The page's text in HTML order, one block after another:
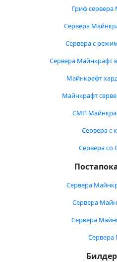
Гриф
Сервера
Сервера с
Сервера Майнкрафт
Майнкрафт
Майнкрафт
СМП
Сервера с
Сервера со
Сервера
Сервера
Сервера
Сервера